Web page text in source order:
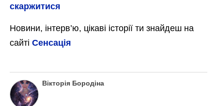
скаржитися
Новини, інтерв’ю, цікаві історії ти знайдеш на
сайті Сенсація
Вікторія Бородіна